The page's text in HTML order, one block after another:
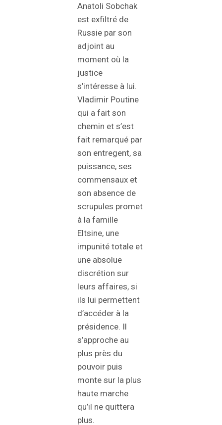
Anatoli Sobchak
est exfiltré de
Russie par son
adjoint au
moment où la
justice
s’intéresse à lui.
Vladimir Poutine
qui a fait son
chemin et s’est
fait remarqué par
son entregent, sa
puissance, ses
commensaux et
son absence de
scrupules promet
à la famille
Eltsine, une
impunité totale et
une absolue
discrétion sur
leurs affaires, si
ils lui permettent
d’accéder à la
présidence. Il
s’approche au
plus près du
pouvoir puis
monte sur la plus
haute marche
qu’il ne quittera
plus.